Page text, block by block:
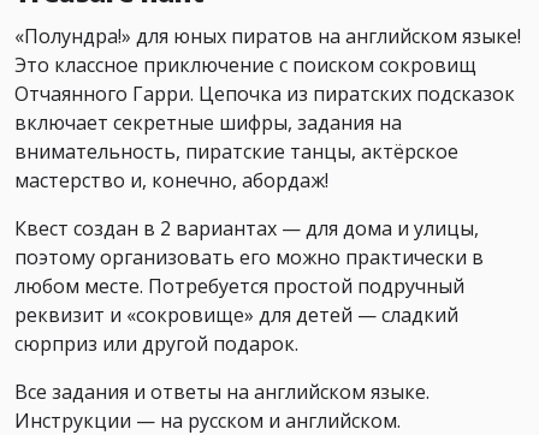
«Полундра!» для юных пиратов на английском языке!
Это классное приключение с поиском сокровищ
Отчаянного Гарри. Цепочка из пиратских подсказок
включает секретные шифры, задания на
внимательность, пиратские танцы, актёрское
мастерство и, конечно, абордаж!
Квест создан в 2 вариантах — для дома и улицы,
поэтому организовать его можно практически в
любом месте. Потребуется простой подручный
реквизит и «сокровище» для детей — сладкий
сюрприз или другой подарок.
Все задания и ответы на английском языке.
Инструкции — на русском и английском.